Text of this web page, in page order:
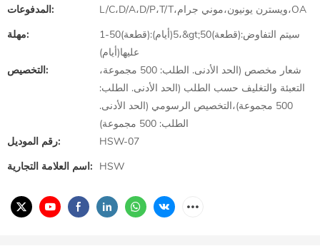
المدفوعات:
L/C،D/A،D/P،T/T،ويسترن يونيون،موني جرام،OA
مهلة:
1-50(قطعة):5(أيام)،&gt;50(قطعة):سيتم التفاوض
عليها(أيام)
التخصيص:
شعار مخصص (الحد الأدنى. الطلب: 500 مجموعة،
التعبئة والتغليف حسب الطلب (الحد الأدنى. الطلب:
500 مجموعة)،التخصيص الرسومي (الحد الأدنى.
الطلب: 500 مجموعة)
رقم الموديل:
HSW-07
اسم العلامة التجارية: HSW